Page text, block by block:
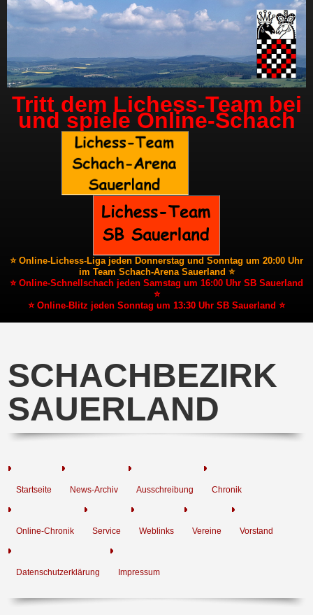
Tritt dem Lichess-Team bei
und spiele Online-Schach
⭐ Online-Lichess-Liga jeden Donnerstag und Sonntag um 20:00 Uhr
im Team Schach-Arena Sauerland ⭐
⭐ Online-Schnellschach jeden Samstag um 16:00 Uhr SB Sauerland
⭐
⭐ Online-Blitz jeden Sonntag um 13:30 Uhr SB Sauerland ⭐
SCHACHBEZIRK
SAUERLAND
Startseite News-Archiv Ausschreibung Chronik
Online-Chronik Service Weblinks Vereine Vorstand
Datenschutzerklärung Impressum